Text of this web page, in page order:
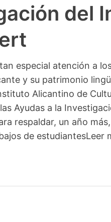
del
especial atención a
y su patrimonio
Alicantino de
Ayudas a la
respaldar, un año
de estudiantesLeer